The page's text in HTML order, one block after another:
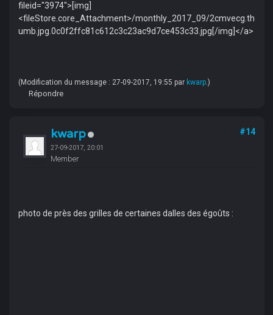
fileid="3974">[img]
<fileStore.core_Attachment>/monthly_2017_09/2cmvecg.th
umb.jpg.0c0f2ffc81c612c3c23ac9d7ce453c33.jpg[/img]</a>
(Modification du message : 27-09-2017, 19:55 par kwarp.)
Répondre
kwarp
27-09-2017, 20:01
Member
#14
photo de près des grilles de certaines dalles des égoûts :